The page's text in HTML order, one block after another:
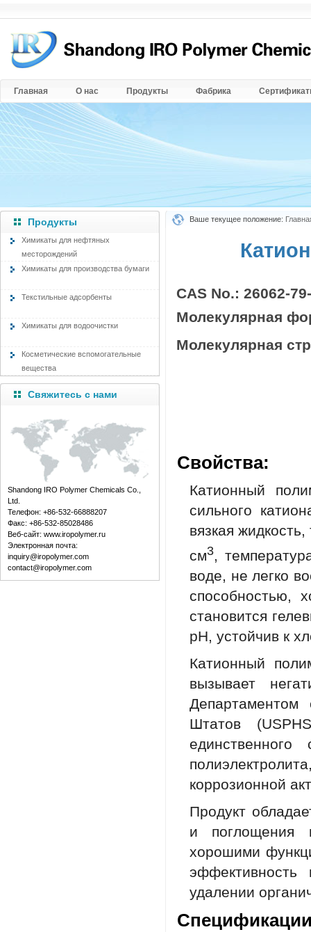
Главная О нас Продукты Фабрика
Продукты
Химикаты для нефтяных
месторождений
Химикаты для производства бумаги
Текстильные адсорбенты
Химикаты для водоочистки
Косметические вспомогательные
вещества
Свяжитесь с нами
Shandong IRO Polymer Chemicals Co.,
Ltd.
Телефон: +86-532-66888207
Факс: +86-532-85028486
Веб-сайт: www.iropolymer.ru
Электронная почта:
inquiry@iropolymer.com
contact@iropolymer.com
Ваше текущее положение:
CAS No.: 26062-
Молекулярная
Молекулярная
Свойства:
Катионный
сильного
вязкая
см3,
воде, не легко
способностью,
становится
pH, устойчив к
Катионный
вызывает
Департаментом
Штатов
единственного
коррозионной
Продукт
и поглощения
хорошими
удалении